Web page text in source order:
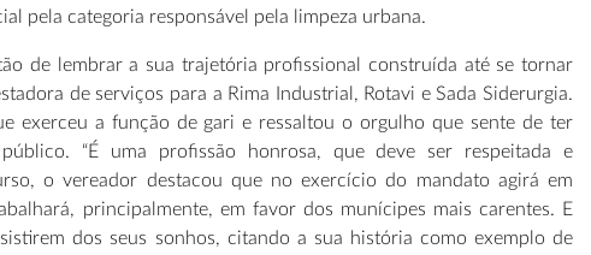
pela categoria responsável pela limpeza urbana.
de lembrar a sua trajetória profissional construída até se tornar
de serviços para a Rima Industrial, Rotavi e Sada Siderurgia.
exerceu a função de gari e ressaltou o orgulho que sente de ter
“É uma profissão honrosa, que deve ser respeitada e
o vereador destacou que no exercício do mandato agirá em
principalmente, em favor dos munícipes mais carentes. E
dos seus sonhos, citando a sua história como exemplo de